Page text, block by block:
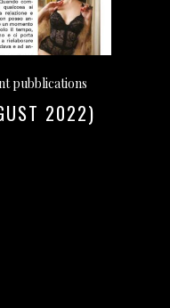
pubblications
2022)